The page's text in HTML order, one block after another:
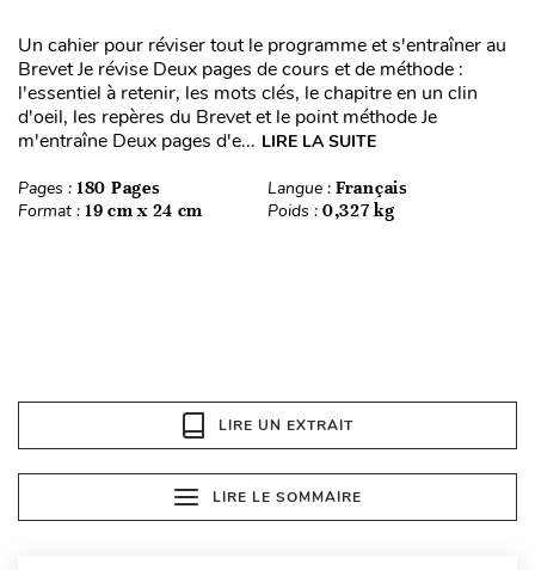
Un cahier pour réviser tout le programme et s'entraîner au
Brevet Je révise Deux pages de cours et de méthode :
l'essentiel à retenir, les mots clés, le chapitre en un clin
d'oeil, les repères du Brevet et le point méthode Je
m'entraîne Deux pages d'e... LIRE LA SUITE
Pages : 180 Pages Langue : Français
Format : 19 cm x 24 cm Poids : 0,327 kg
LIRE UN EXTRAIT
LIRE LE SOMMAIRE